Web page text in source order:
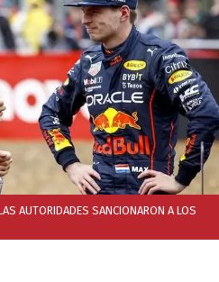
AUTORIDADES SANCIONARON A LOS